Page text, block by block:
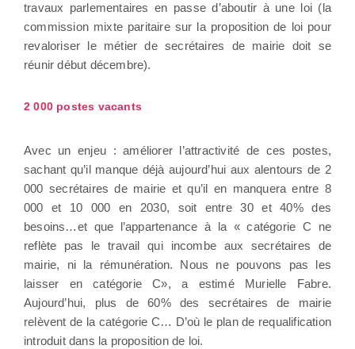
travaux parlementaires en passe d’aboutir à une loi (la
commission mixte paritaire sur la proposition de loi pour
revaloriser le métier de secrétaires de mairie doit se
réunir début décembre).
2 000 postes vacants
Avec un enjeu : améliorer l’attractivité de ces postes,
sachant qu’il manque déjà aujourd’hui aux alentours de 2
000 secrétaires de mairie et qu’il en manquera entre 8
000 et 10 000 en 2030, soit entre 30 et 40% des
besoins…et que l’appartenance à la « catégorie C ne
reflète pas le travail qui incombe aux secrétaires de
mairie, ni la rémunération. Nous ne pouvons pas les
laisser en catégorie C», a estimé Murielle Fabre.
Aujourd’hui, plus de 60% des secrétaires de mairie
relèvent de la catégorie C… D’où le plan de requalification
introduit dans la proposition de loi.